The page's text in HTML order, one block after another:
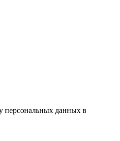
персональных данных в